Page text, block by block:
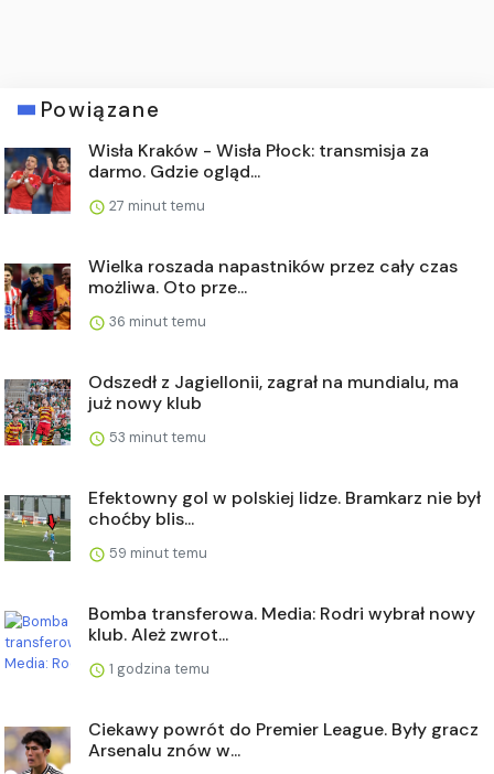
Powiązane
Wisła Kraków - Wisła Płock: transmisja za
darmo. Gdzie ogląd...
27 minut temu
Wielka roszada napastników przez cały czas
możliwa. Oto prze...
36 minut temu
Odszedł z Jagiellonii, zagrał na mundialu, ma
już nowy klub
53 minut temu
Efektowny gol w polskiej lidze. Bramkarz nie był
choćby blis...
59 minut temu
Bomba transferowa. Media: Rodri wybrał nowy
klub. Ależ zwrot...
1 godzina temu
Ciekawy powrót do Premier League. Były gracz
Arsenalu znów w...